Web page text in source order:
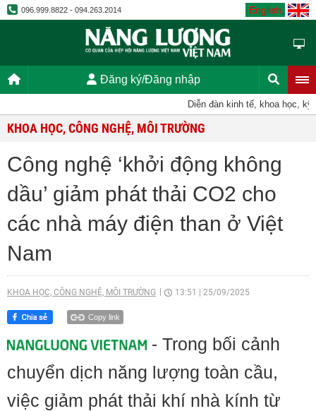
096.999.8822 - 094.263.2014 English
Đăng ký/Đăng nhập
Diễn đàn kinh tế, khoa học, kỹ
KHOA HỌC, CÔNG NGHỆ, MÔI TRƯỜNG
Công nghệ ‘khởi động không
dầu’ giảm phát thải CO2 cho
các nhà máy điện than ở Việt
Nam
KHOA HỌC, CÔNG NGHỆ, MÔI TRƯỜNG 13:51 25/09/2025
Copy link
- Trong bối cảnh
chuyển dịch năng lượng toàn cầu,
việc giảm phát thải khí nhà kính từ